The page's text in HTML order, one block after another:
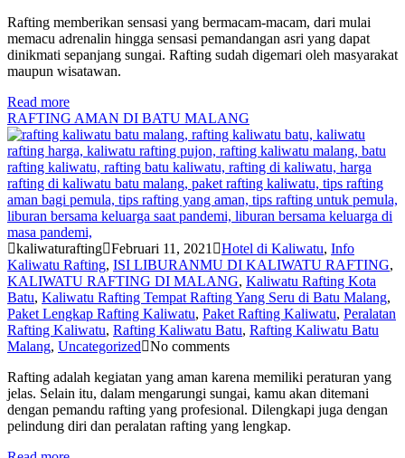
Rafting memberikan sensasi yang bermacam-macam, dari mulai
memacu adrenalin hingga sensasi pemandangan asri yang dapat
dinikmati sepanjang sungai. Rafting sudah digemari oleh masyarakat
maupun wisatawan.
Read more
RAFTING AMAN DI BATU MALANG
kaliwaturafting Februari 11, 2021 Hotel di Kaliwatu, Info
Kaliwatu Rafting, ISI LIBURANMU DI KALIWATU RAFTING,
KALIWATU RAFTING DI MALANG, Kaliwatu Rafting Kota
Batu, Kaliwatu Rafting Tempat Rafting Yang Seru di Batu Malang,
Paket Lengkap Rafting Kaliwatu, Paket Rafting Kaliwatu, Peralatan
Rafting Kaliwatu, Rafting Kaliwatu Batu, Rafting Kaliwatu Batu
Malang, Uncategorized
No comments
Rafting adalah kegiatan yang aman karena memiliki peraturan yang
jelas. Selain itu, dalam mengarungi sungai, kamu akan ditemani
dengan pemandu rafting yang profesional. Dilengkapi juga dengan
pelindung diri dan peralatan rafting yang lengkap.